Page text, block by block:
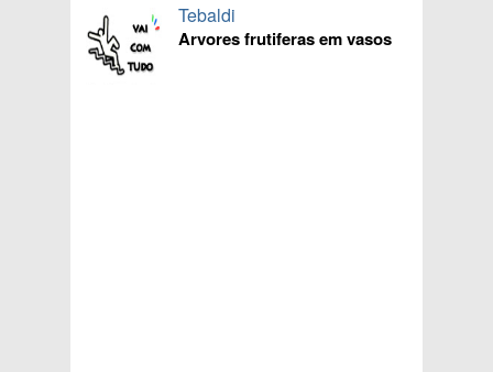
Tebaldi
Arvores frutiferas em vasos